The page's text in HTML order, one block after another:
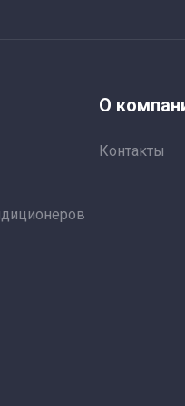
О
Контакты